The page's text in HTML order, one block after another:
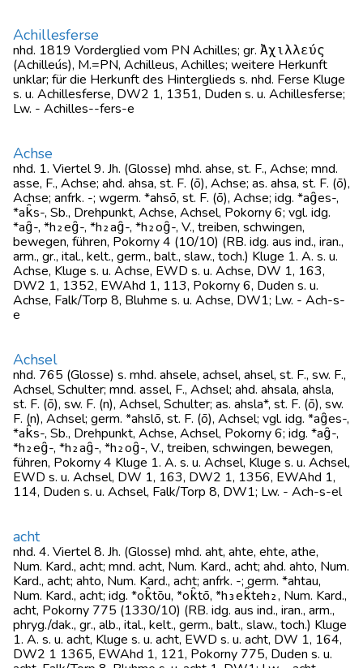
Achillesferse
nhd. 1819 Vorderglied vom PN Achilles; gr. Ἀχιλλεύς
(Achilleús), M.=PN, Achilleus, Achilles; weitere Herkunft
unklar; für die Herkunft des Hinterglieds s. nhd. Ferse Kluge
s. u. Achillesferse, DW2 1, 1351, Duden s. u. Achillesferse;
Lw. - Achilles--fers-e
Achse
nhd. 1. Viertel 9. Jh. (Glosse) mhd. ahse, st. F., Achse; mnd.
asse, F., Achse; ahd. ahsa, st. F. (ō), Achse; as. ahsa, st. F. (ō),
Achse; anfrk. -; wgerm. *ahsō, st. F. (ō), Achse; idg. *ag̑es-,
*ak̑s-, Sb., Drehpunkt, Achse, Achsel, Pokorny 6; vgl. idg.
*ag̑-, *h₂eg̑-, *h₂ag̑-, *h₂og̑-, V., treiben, schwingen,
bewegen, führen, Pokorny 4 (10/10) (RB. idg. aus ind., iran.,
arm., gr., ital., kelt., germ., balt., slaw., toch.) Kluge 1. A. s. u.
Achse, Kluge s. u. Achse, EWD s. u. Achse, DW 1, 163,
DW2 1, 1352, EWAhd 1, 113, Pokorny 6, Duden s. u.
Achse, Falk/Torp 8, Bluhme s. u. Achse, DW1; Lw. - Ach-s-
e
Achsel
nhd. 765 (Glosse) s. mhd. ahsele, achsel, ahsel, st. F., sw. F.,
Achsel, Schulter; mnd. assel, F., Achsel; ahd. ahsala, ahsla,
st. F. (ō), sw. F. (n), Achsel, Schulter; as. ahsla*, st. F. (ō), sw.
F. (n), Achsel; germ. *ahslō, st. F. (ō), Achsel; vgl. idg. *ag̑es-,
*ak̑s-, Sb., Drehpunkt, Achse, Achsel, Pokorny 6; idg. *ag̑-,
*h₂eg̑-, *h₂ag̑-, *h₂og̑-, V., treiben, schwingen, bewegen,
führen, Pokorny 4 Kluge 1. A. s. u. Achsel, Kluge s. u. Achsel,
EWD s. u. Achsel, DW 1, 163, DW2 1, 1356, EWAhd 1,
114, Duden s. u. Achsel, Falk/Torp 8, DW1; Lw. - Ach-s-el
acht
nhd. 4. Viertel 8. Jh. (Glosse) mhd. aht, ahte, ehte, athe,
Num. Kard., acht; mnd. acht, Num. Kard., acht; ahd. ahto, Num.
Kard., acht; ahto, Num. Kard., acht; anfrk. -; germ. *ahtau,
Num. Kard., acht; idg. *ok̑tōu, *ok̑tō, *h₃ek̑teh₂, Num. Kard.,
acht, Pokorny 775 (1330/10) (RB. idg. aus ind., iran., arm.,
phryg./dak., gr., alb., ital., kelt., germ., balt., slaw., toch.) Kluge
1. A. s. u. acht, Kluge s. u. acht, EWD s. u. acht, DW 1, 164,
DW2 1 1365, EWAhd 1, 121, Pokorny 775, Duden s. u.